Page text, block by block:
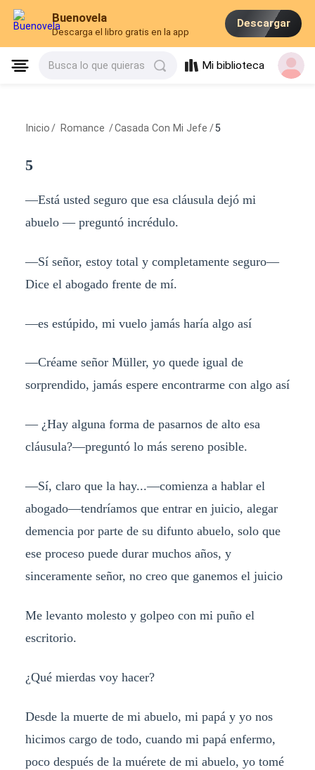
Buenovela
Descarga el libro gratis en la app
Descargar
Busca lo que quieras Mi biblioteca
Inicio / Romance /Casada Con Mi Jefe /5
5
—Está usted seguro que esa cláusula dejó mi
abuelo — preguntó incrédulo.
—Sí señor, estoy total y completamente seguro—
Dice el abogado frente de mí.
—es estúpido, mi vuelo jamás haría algo así
—Créame señor Müller, yo quede igual de
sorprendido, jamás espere encontrarme con algo así
— ¿Hay alguna forma de pasarnos de alto esa
cláusula?—preguntó lo más sereno posible.
—Sí, claro que la hay...—comienza a hablar el
abogado—tendríamos que entrar en juicio, alegar
demencia por parte de su difunto abuelo, solo que
ese proceso puede durar muchos años, y
sinceramente señor, no creo que ganemos el juicio
Me levanto molesto y golpeo con mi puño el
escritorio.
¿Qué mierdas voy hacer?
Desde la muerte de mi abuelo, mi papá y yo nos
hicimos cargo de todo, cuando mi papá enfermo,
poco después de la muérete de mi abuelo, yo tomé